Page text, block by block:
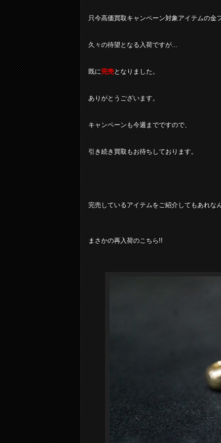
只今高価買取キャンペーン対象アイテムの金
久々の待望となる入荷ですが...
既に完売となりました。
ありがとうございます。
キャンペーンも今週までですので、
引き続き買取もお待ちしております。
完売しているアイテムをご紹介してもあれな
まさかの再入荷のこちら!!